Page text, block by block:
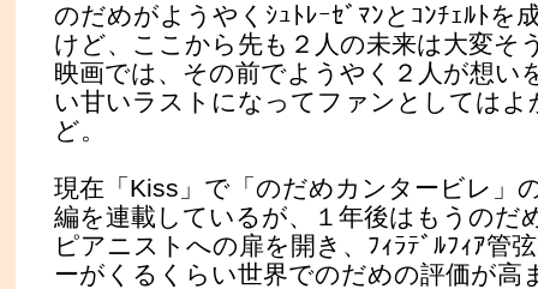
のだめがようやくｼｭﾄﾚｰｾﾞﾏﾝとｺﾝﾁｪﾙﾄを
けど、ここから先も２人の未来は大変そ
映画では、その前でようやく２人が想い
い甘いラストになってファンとしてはよ
ど。
現在「Kiss」で「のだめカンタービレ」
編を連載しているが、１年後はもうのだ
ピアニストへの扉を開き、ﾌｨﾗﾃﾞﾙﾌｨｱ管
ーがくるくらい世界でのだめの評価が高